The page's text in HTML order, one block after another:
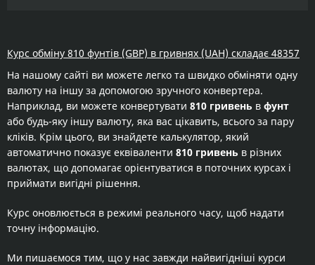
Курс обміну 810 фунтів (GBP) в гривнях (UAH) складає 48357
На нашому сайті ви можете легко та швидко обміняти одну
валюту на іншу за допомогою зручного конвертера.
Наприклад, ви можете конвертувати 810 гривень в фунт
або будь-яку іншу валюту, яка вас цікавить, всього за пару
кліків. Крім цього, ви знайдете калькулятор, який
автоматично показує еквіваленти 810 гривень в різних
валютах, що допомагає орієнтуватися в поточних курсах і
приймати вигідні рішення.
Курс оновлюється в режимі реального часу, щоб надати
точну інформацію.
Ми пишаємося тим, що у нас завжди найвигідніші курси